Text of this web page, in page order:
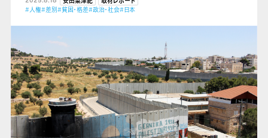
#人権#差別#貧困・格差#政治・社会#日本